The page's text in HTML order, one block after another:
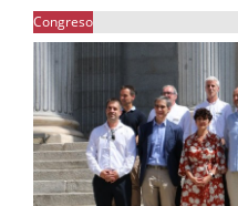
Congreso